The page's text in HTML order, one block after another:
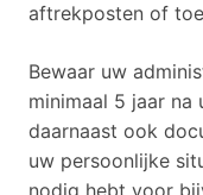
aftrekposten of
Bewaar uw
minimaal 5 jaar na
daarnaast ook
uw persoonlijke